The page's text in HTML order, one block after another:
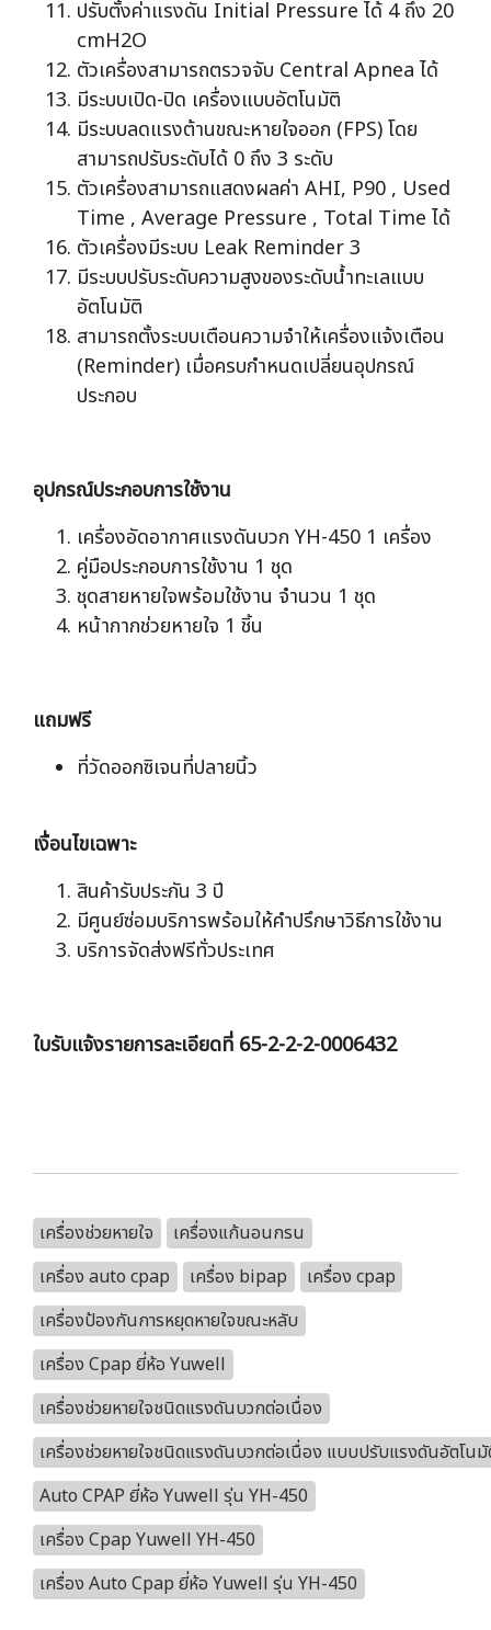
ปรับตั้งค่าแรงดัน Initial Pressure ได้ 4 ถึง 20
cmH2O
ตัวเครื่องสามารถตรวจจับ Central Apnea ได้
มีระบบเปิด-ปิด เครื่องแบบอัตโนมัติ
มีระบบลดแรงต้านขณะหายใจออก (FPS) โดย
สามารถปรับระดับได้ 0 ถึง 3 ระดับ
ตัวเครื่องสามารถแสดงผลค่า AHI, P90 , Used
Time , Average Pressure , Total Time ได้
ตัวเครื่องมีระบบ Leak Reminder 3
มีระบบปรับระดับความสูงของระดับน้ำทะเลแบบ
อัตโนมัติ
สามารถตั้งระบบเตือนความจำให้เครื่องแจ้งเตือน
(Reminder) เมื่อครบกำหนดเปลี่ยนอุปกรณ์
ประกอบ
อุปกรณ์ประกอบการใช้งาน
เครื่องอัดอากาศแรงดันบวก YH-450 1 เครื่อง
คู่มือประกอบการใช้งาน 1 ชุด
ชุดสายหายใจพร้อมใช้งาน จำนวน 1 ชุด
หน้ากากช่วยหายใจ 1 ชิ้น
แถมฟรี
ที่วัดออกซิเจนที่ปลายนิ้ว
เงื่อนไขเฉพาะ
สินค้ารับประกัน 3 ปี
มีศูนย์ซ่อมบริการพร้อมให้คำปรึกษาวิธีการใช้งาน
บริการจัดส่งฟรีทั่วประเทศ
ใบรับแจ้งรายการละเอียดที่ 65-2-2-2-0006432
เครื่องช่วยหายใจ
เครื่องแก้นอนกรน
เครื่อง auto cpap
เครื่อง bipap
เครื่อง cpap
เครื่องป้องกันการหยุดหายใจขณะหลับ
เครื่อง Cpap ยี่ห้อ Yuwell
เครื่องช่วยหายใจชนิดแรงดันบวกต่อเนื่อง
เครื่องช่วยหายใจชนิดแรงดันบวกต่อเนื่อง แบบปรับแรงดันอัตโน
Auto CPAP ยี่ห้อ Yuwell รุ่น YH-450
เครื่อง Cpap Yuwell YH-450
เครื่อง Auto Cpap ยี่ห้อ Yuwell รุ่น YH-450